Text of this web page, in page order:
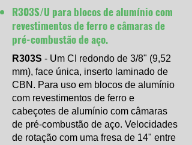
R303S/U para blocos de alumínio com
revestimentos de ferro e câmaras de
pré-combustão de aço.
R303S - Um CI redondo de 3/8" (9,52
mm), face única, inserto laminado de
CBN. Para uso em blocos de alumínio
com revestimentos de ferro e
cabeçotes de alumínio com câmaras
de pré-combustão de aço. Velocidades
de rotação com uma fresa de 14" entre